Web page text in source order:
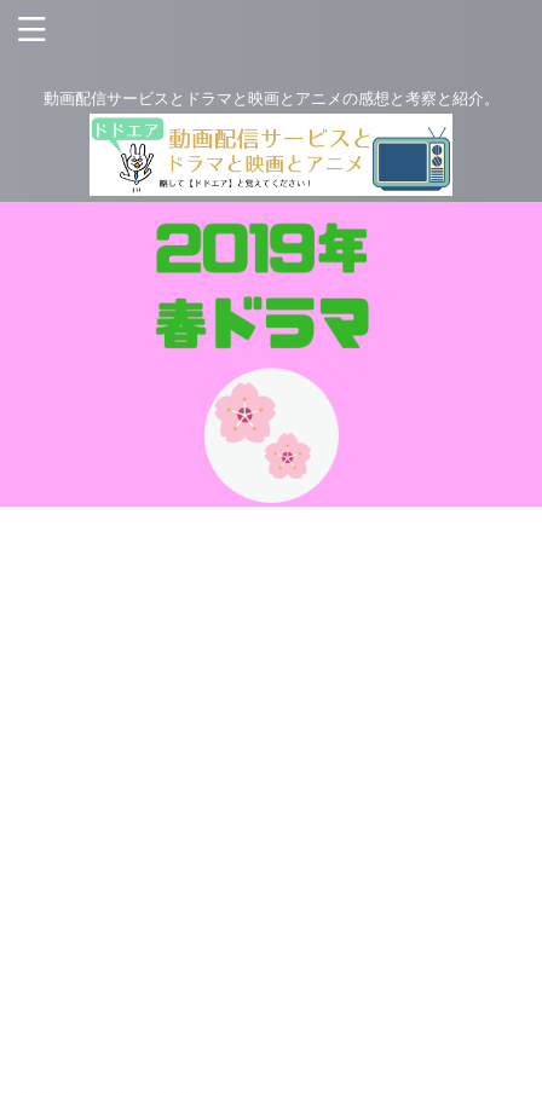
動画配信サービスとドラマと映画とアニメの感想と考察と紹介。